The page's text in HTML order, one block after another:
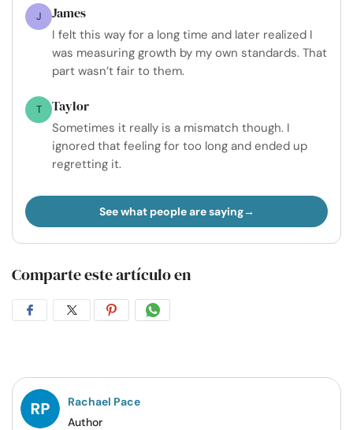
J James
I felt this way for a long time and later realized I
was measuring growth by my own standards. That
part wasn’t fair to them.
T Taylor
Sometimes it really is a mismatch though. I
ignored that feeling for too long and ended up
regretting it.
See what people are saying
Comparte este artículo en
CompartirCompartirCompartirCompartir
Rachael Pace
Author